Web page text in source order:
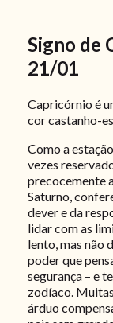
Signo de
21/01
Capricórnio é
cor castanho-
Como a
vezes
precocemente
Saturno,
dever e da
lidar com as
lento, mas não
poder que
segurança – e
zodíaco.
árduo